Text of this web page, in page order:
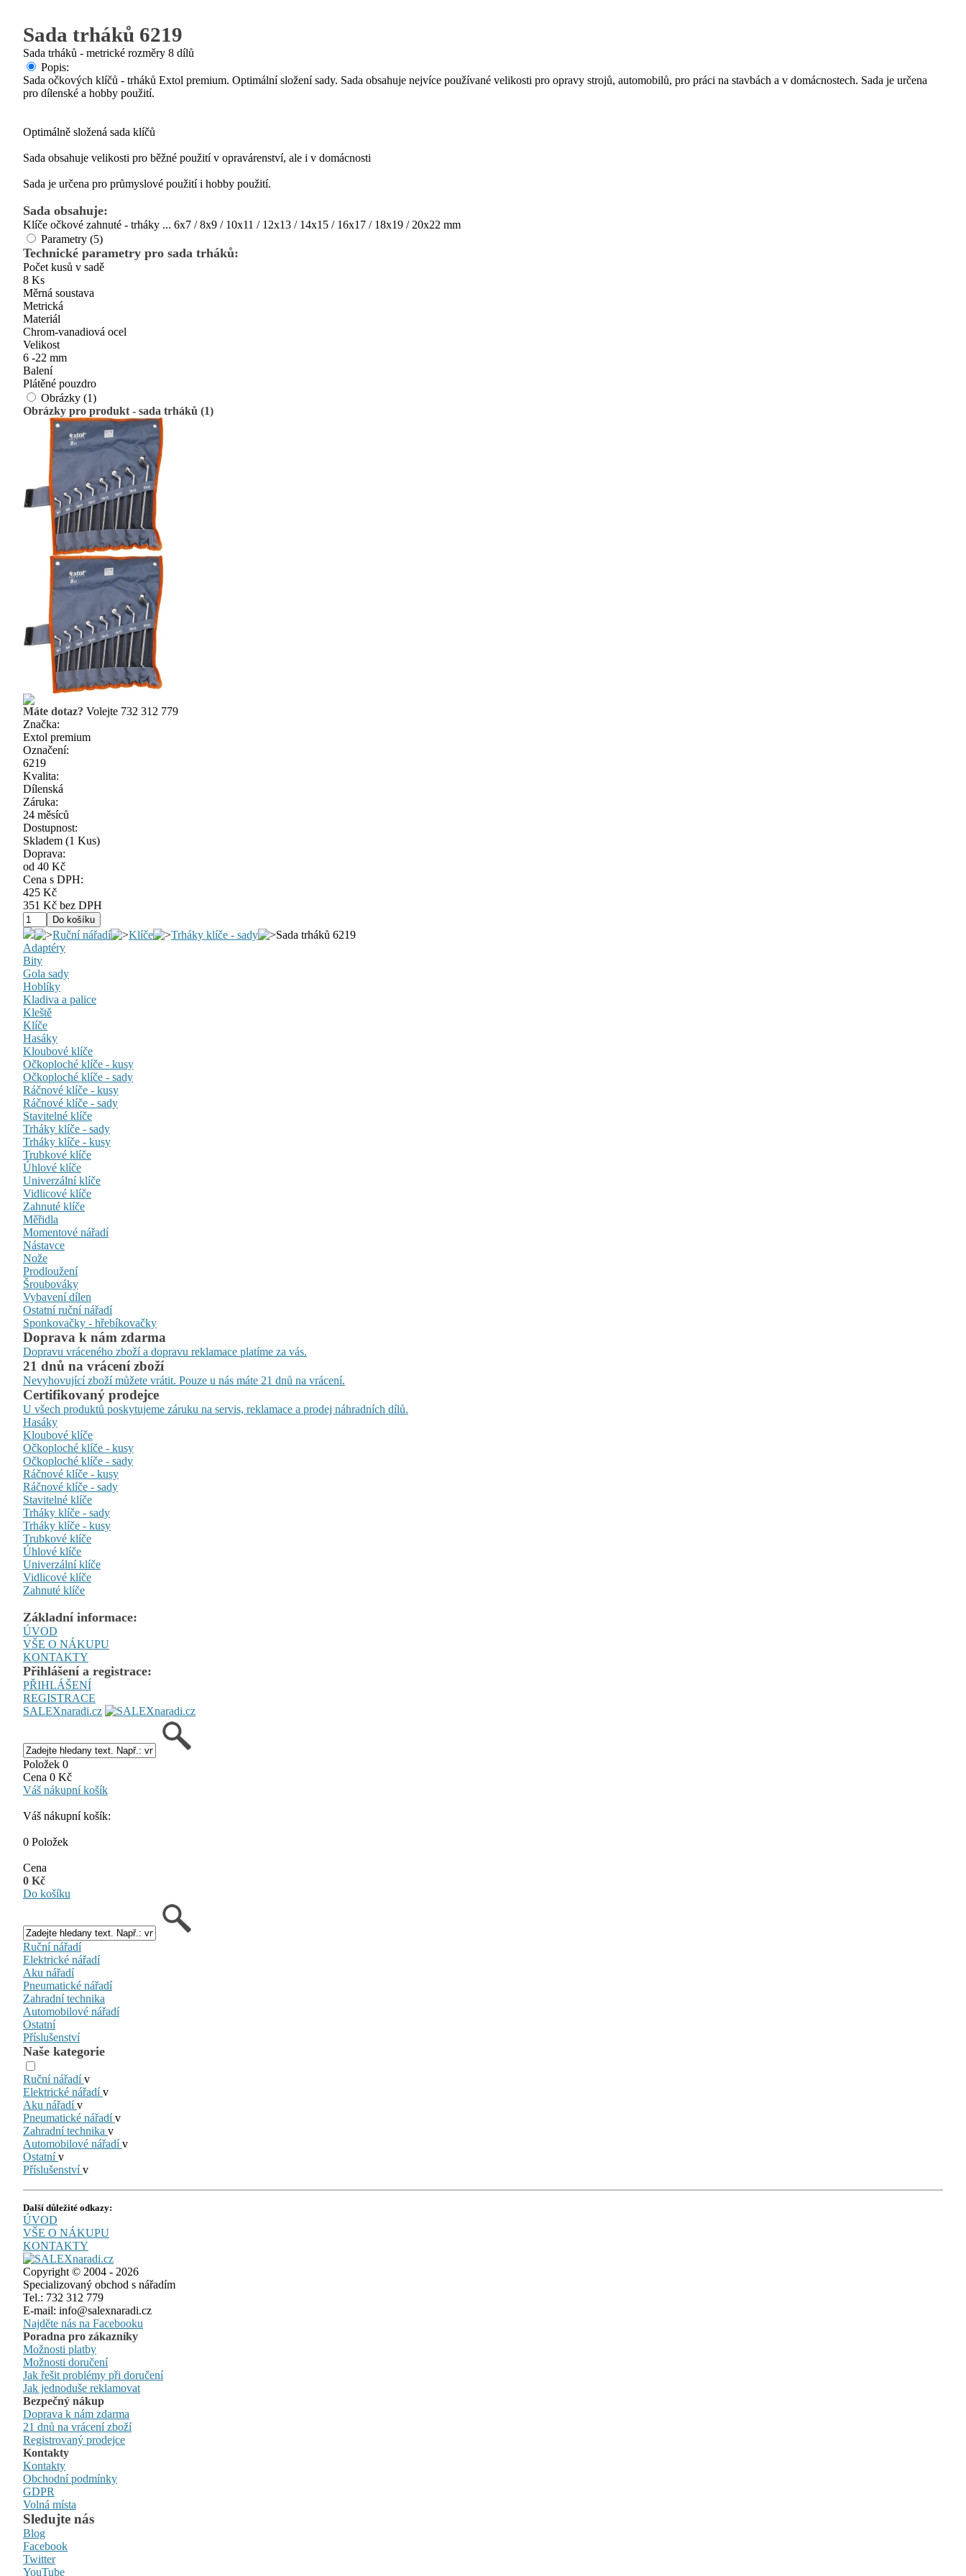
Sada trháků 6219
Sada trháků - metrické rozměry 8 dílů
Popis:
Sada očkových klíčů - trháků Extol premium. Optimální složení sady. Sada obsahuje nejvíce používané velikosti pro opravy strojů, automobilů, pro práci na stavbách a v domácnostech. Sada je určena
pro dílenské a hobby použití.
Optimálně složená sada klíčů
Sada obsahuje velikosti pro běžné použití v opravárenství, ale i v domácnosti
Sada je určena pro průmyslové použití i hobby použití.
Sada obsahuje:
Klíče očkové zahnuté - trháky ... 6x7 / 8x9 / 10x11 / 12x13 / 14x15 / 16x17 / 18x19 / 20x22 mm
Parametry (5)
Technické parametry pro sada trháků:
Počet kusů v sadě
8 Ks
Měrná soustava
Metrická
Materiál
Chrom-vanadiová ocel
Velikost
6 -22 mm
Balení
Plátěné pouzdro
Obrázky (1)
Obrázky pro produkt - sada trháků (1)
Máte dotaz? Volejte 732 312 779
Značka:
Extol premium
Označení:
6219
Kvalita:
Dílenská
Záruka:
24 měsíců
Dostupnost:
Skladem (1 Kus)
Doprava:
od 40 Kč
Cena s DPH:
425 Kč
351 Kč bez DPH
Ruční nářadí Klíče Trháky klíče - sady
Sada trháků 6219
Adaptéry
Bity
Gola sady
Hoblíky
Kladiva a palice
Kleště
Klíče
Hasáky
Kloubové klíče
Očkoploché klíče - kusy
Očkoploché klíče - sady
Ráčnové klíče - kusy
Ráčnové klíče - sady
Stavitelné klíče
Trháky klíče - sady
Trháky klíče - kusy
Trubkové klíče
Úhlové klíče
Univerzální klíče
Vidlicové klíče
Zahnuté klíče
Měřidla
Momentové nářadí
Nástavce
Nože
Prodloužení
Šroubováky
Vybavení dílen
Ostatní ruční nářadí
Sponkovačky - hřebíkovačky
Doprava k nám zdarma
Dopravu vráceného zboží a dopravu reklamace platíme za vás.
21 dnů na vrácení zboží
Nevyhovující zboží můžete vrátit. Pouze u nás máte 21 dnů na vrácení.
Certifikovaný prodejce
U všech produktů poskytujeme záruku na servis, reklamace a prodej náhradních dílů.
Hasáky
Kloubové klíče
Očkoploché klíče - kusy
Očkoploché klíče - sady
Ráčnové klíče - kusy
Ráčnové klíče - sady
Stavitelné klíče
Trháky klíče - sady
Trháky klíče - kusy
Trubkové klíče
Úhlové klíče
Univerzální klíče
Vidlicové klíče
Zahnuté klíče
Základní informace:
ÚVOD
VŠE O NÁKUPU
KONTAKTY
Přihlášení a registrace:
PŘIHLÁŠENÍ
REGISTRACE
SALEXnaradi.cz
Položek 0
Cena 0 Kč
Váš nákupní košík
Váš nákupní košík:
0 Položek
Cena
0 Kč
Do košíku
Ruční nářadí
Elektrické nářadí
Aku nářadí
Pneumatické nářadí
Zahradní technika
Automobilové nářadí
Ostatní
Příslušenství
Naše kategorie
Ruční nářadív
Elektrické nářadív
Aku nářadív
Pneumatické nářadív
Zahradní technika v
Automobilové nářadív
Ostatnív
Příslušenstvív
Další důležité odkazy:
ÚVOD
VŠE O NÁKUPU
KONTAKTY
Copyright © 2004 - 2026
Specializovaný obchod s nářadím
Tel.: 732 312 779
E-mail: info@salexnaradi.cz
Najděte nás na Facebooku
Poradna pro zákazníky
Možnosti platby
Možnosti doručení
Jak řešit problémy při doručení
Jak jednoduše reklamovat
Bezpečný nákup
Doprava k nám zdarma
21 dnů na vrácení zboží
Registrovaný prodejce
Kontakty
Kontakty
Obchodní podmínky
GDPR
Volná místa
Sledujte nás
Blog
Facebook
Twitter
YouTube